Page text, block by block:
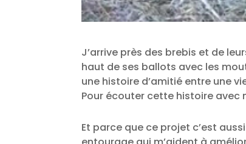
J’arrive près des brebis et de
haut de ses ballots avec les
une histoire d’amitié entre une
Pour écouter cette histoire avec
Et parce que ce projet c’est